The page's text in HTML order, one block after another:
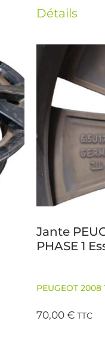
Détails
Jante
PHASE 1
PEUGEOT 2008
70,00€ TTC